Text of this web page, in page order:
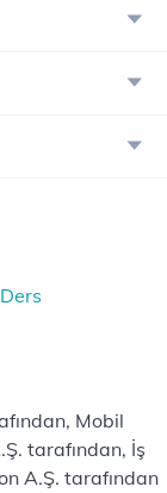
Mobil
tarafından, İş
A.Ş. tarafından